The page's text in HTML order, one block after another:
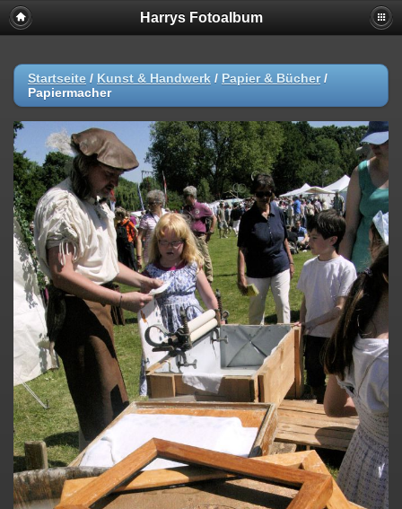
Harrys Fotoalbum
Startseite / Kunst & Handwerk / Papier & Bücher/
Papiermacher